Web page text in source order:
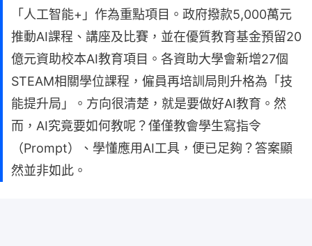
「人工智能+」作為重點項目。政府撥款5,000萬元
推動AI課程、講座及比賽，並在優質教育基金預留20
億元資助校本AI教育項目。各資助大學會新增27個
STEAM相關學位課程，僱員再培訓局則升格為「技
能提升局」。方向很清楚，就是要做好AI教育。然
而，AI究竟要如何教呢？僅僅教會學生寫指令
（Prompt）、學懂應用AI工具，便已足夠？答案顯
然並非如此。